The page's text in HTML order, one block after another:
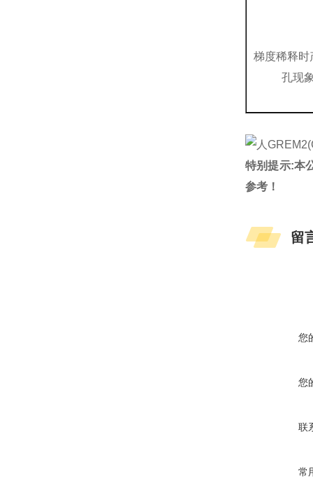
梯度稀释时
孔现
特别提示:本
参考！
留
您
您
联
常